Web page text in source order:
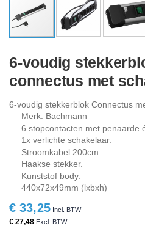
naar
het
begin
de
afbeeldingen-
gallerij
6-voudig
connectus met
6-voudig stekkerblok Connectus
Merk: Bachmann
6 stopcontacten met penaarde
1x verlichte schakelaar.
Stroomkabel 200cm.
Haakse stekker.
Kunststof body.
440x72x49mm (lxbxh)
€ 33,25
€ 27,48